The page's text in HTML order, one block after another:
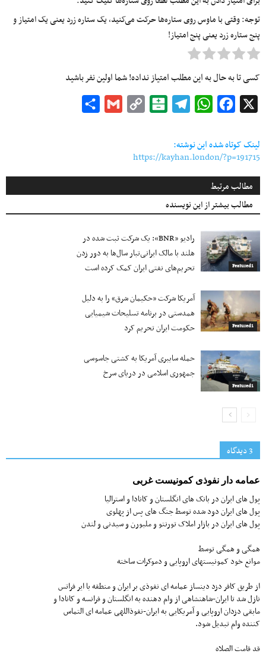
توجه: وقتی با ماوس روی ستاره‌ها حرکت می‌کنید، یک ستاره زرد یعنی یک امتیاز و
پنج ستاره زرد یعنی پنج امتیاز!
کسی تا به حال به این مطلب امتیاز نداده! شما اولین نفر باشید
Facebook
WhatsApp
Telegram
Balatarin
Copy
Gmail
لینک کوتاه شده این نوشته:
https://kayhan.london/?p=191715
مطالب مرتبط
مطالب بیشتر از این نویسنده
Featured1
رادیو «BNR»: یک شرکت ثبت شده در
هلند با مالک ایرانی‌تبار سال‌ها به دور زدن
تحریم‌های نفتی ایران کمک کرده است
Featured1
آمریکا شرکت «حکیمان شرق» را به دلیل
همدستی در برنامه تسلیحات شیمیایی
حکومت ایران تحریم کرد
Featured1
حمله سایبری آمریکا به کشتی جاسوسی
جمهوری اسلامی در دریای سرخ
3 دیدگاه‌
عمامه دار نفوذی کمونیست غربی
پول های ایران در بانک های انگلستان و کانادا و استرالیا
پول های ایران دود شده توسط جنگ های پس از پهلوی
پول های ایران در بازار املاک تورنتو و ملبورن و سیدنی و لندن
همگی و همگی توسط
موانع خود کمونیستهای اروپایی و دموکرات ساخته
از طریق کافر دزد دینساز عمامه ای نفوذی بر ایران و منطقه با ایر فراتس
نازل شد تا ایران-شاهنشاهی از وام دهنده به انگلستان و فرانسه و کانادا و
مابقی دزدان اروپایی و آمریکایی به ایران-نفوذاللهی عمامه ای التماس
کننده وام تبدیل شود.
قد قامت الصلاه